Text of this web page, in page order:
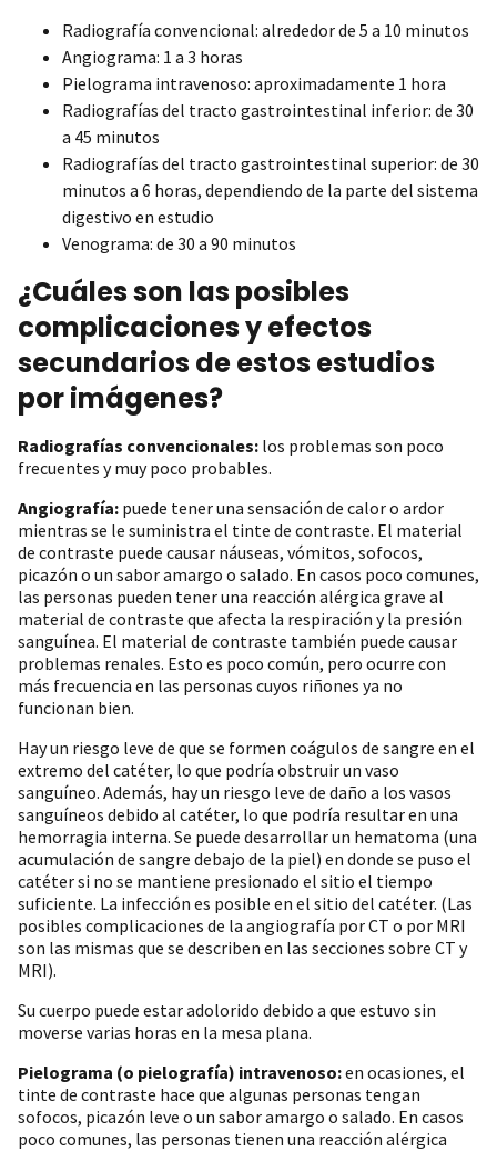
Radiografía convencional: alrededor de 5 a 10 minutos
Angiograma: 1 a 3 horas
Pielograma intravenoso: aproximadamente 1 hora
Radiografías del tracto gastrointestinal inferior: de 30
a 45 minutos
Radiografías del tracto gastrointestinal superior: de 30
minutos a 6 horas, dependiendo de la parte del sistema
digestivo en estudio
Venograma: de 30 a 90 minutos
¿Cuáles son las posibles
complicaciones y efectos
secundarios de estos estudios
por imágenes?
Radiografías convencionales: los problemas son poco
frecuentes y muy poco probables.
Angiografía: puede tener una sensación de calor o ardor
mientras se le suministra el tinte de contraste. El material
de contraste puede causar náuseas, vómitos, sofocos,
picazón o un sabor amargo o salado. En casos poco comunes,
las personas pueden tener una reacción alérgica grave al
material de contraste que afecta la respiración y la presión
sanguínea. El material de contraste también puede causar
problemas renales. Esto es poco común, pero ocurre con
más frecuencia en las personas cuyos riñones ya no
funcionan bien.
Hay un riesgo leve de que se formen coágulos de sangre en el
extremo del catéter, lo que podría obstruir un vaso
sanguíneo. Además, hay un riesgo leve de daño a los vasos
sanguíneos debido al catéter, lo que podría resultar en una
hemorragia interna. Se puede desarrollar un hematoma (una
acumulación de sangre debajo de la piel) en donde se puso el
catéter si no se mantiene presionado el sitio el tiempo
suficiente. La infección es posible en el sitio del catéter. (Las
posibles complicaciones de la angiografía por CT o por MRI
son las mismas que se describen en las secciones sobre CT y
MRI).
Su cuerpo puede estar adolorido debido a que estuvo sin
moverse varias horas en la mesa plana.
Pielograma (o pielografía) intravenoso:en ocasiones, el
tinte de contraste hace que algunas personas tengan
sofocos, picazón leve o un sabor amargo o salado. En casos
poco comunes, las personas tienen una reacción alérgica